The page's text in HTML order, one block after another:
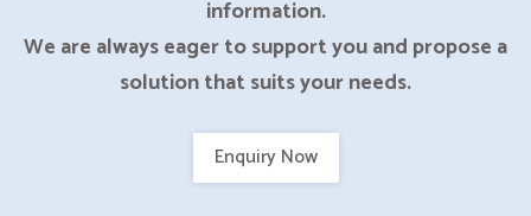
information.
We are always eager to support you and propose a
solution that suits your needs.
Enquiry Now